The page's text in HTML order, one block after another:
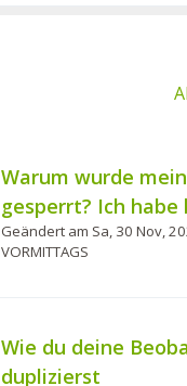
Warum wurde
gesperrt? Ich habe
verletzt.
Geändert am Sa, 30 Nov,
VORMITTAGS
Wie du deine
duplizierst